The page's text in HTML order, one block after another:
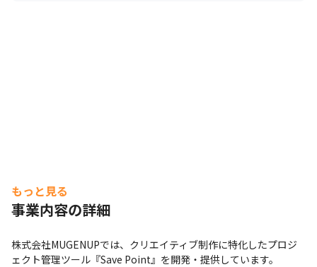
もっと見る
事業内容の詳細
株式会社MUGENUPでは、クリエイティブ制作に特化したプロジ
ェクト管理ツール『Save Point』を開発・提供しています。